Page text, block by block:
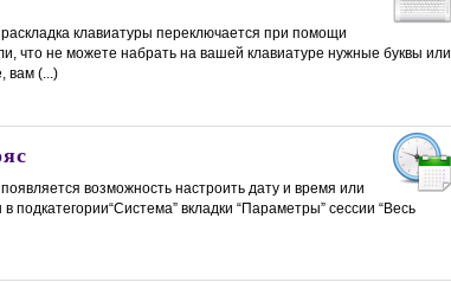
клавиатуры переключается при помощи
что не можете набрать на вашей клавиатуре нужные буквы или
вам (...)
возможность настроить дату и время или
подкатегории“Система” вкладки “Параметры” сессии “Весь